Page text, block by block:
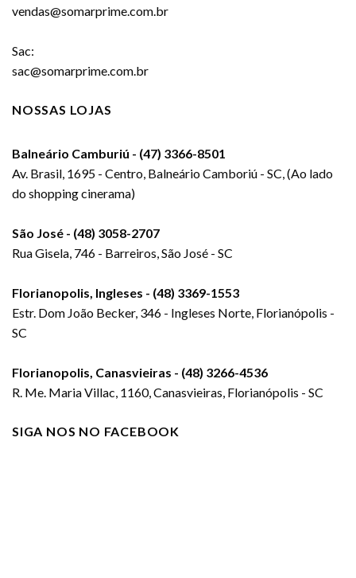
vendas@somarprime.com.br
Sac:
sac@somarprime.com.br
NOSSAS LOJAS
Balneário Camburiú - (47) 3366-8501
Av. Brasil, 1695 - Centro, Balneário Camboriú - SC, (Ao lado
do shopping cinerama)
São José - (48) 3058-2707
Rua Gisela, 746 - Barreiros, São José - SC
Florianopolis, Ingleses - (48) 3369-1553
Estr. Dom João Becker, 346 - Ingleses Norte, Florianópolis -
SC
Florianopolis, Canasvieiras - (48) 3266-4536
R. Me. Maria Villac, 1160, Canasvieiras, Florianópolis - SC
SIGA NOS NO FACEBOOK